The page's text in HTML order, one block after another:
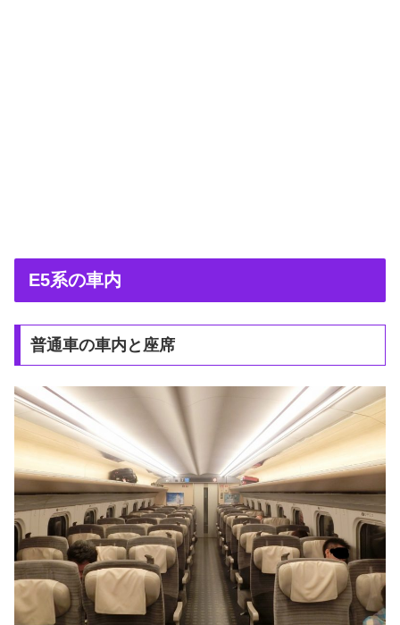
E5系の車内
普通車の車内と座席